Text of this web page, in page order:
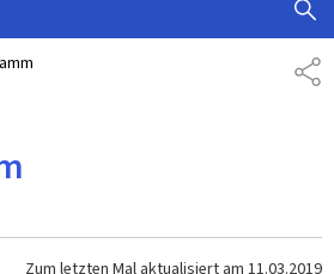
Zum letzten Mal aktualisiert am 11.03.2019